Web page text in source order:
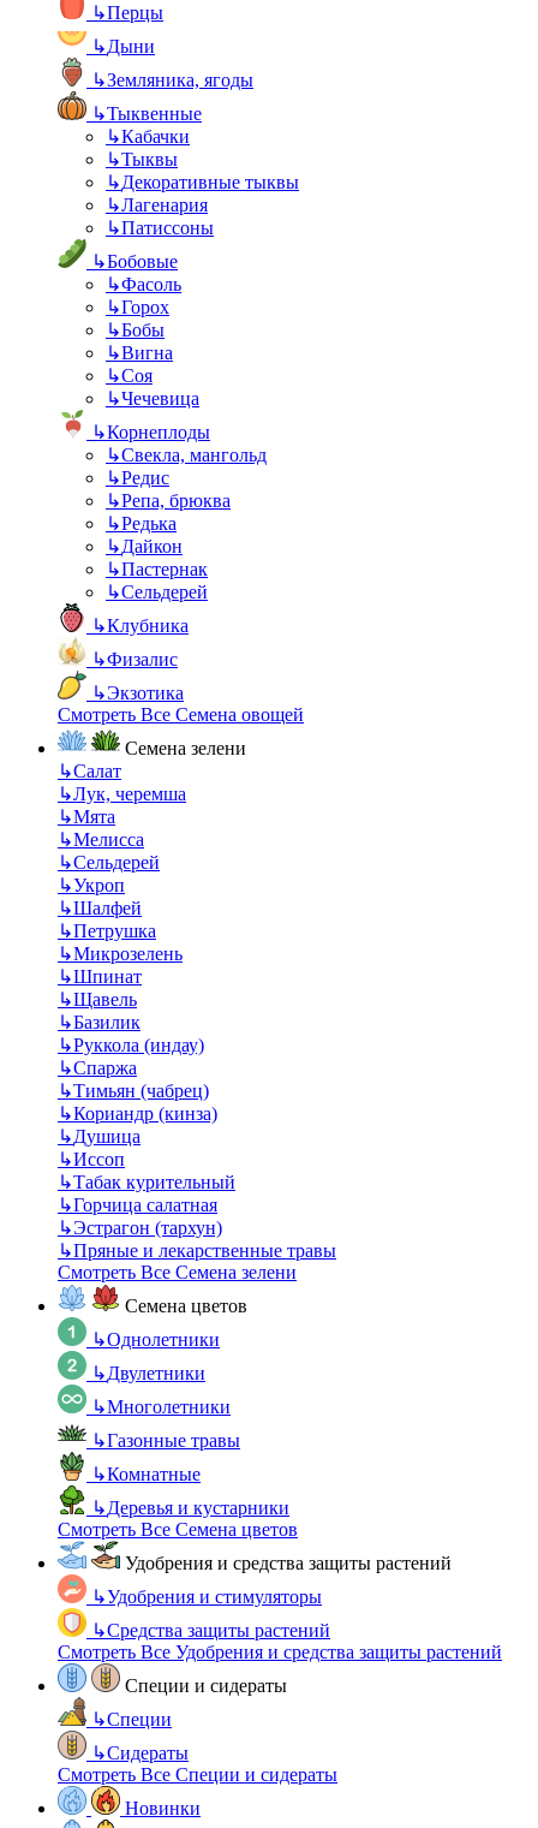
↳Перцы
↳Дыни
↳Земляника, ягоды
↳Тыквенные
↳Кабачки
↳Тыквы
↳Декоративные тыквы
↳Лагенария
↳Патиссоны
↳Бобовые
↳Фасоль
↳Горох
↳Бобы
↳Вигна
↳Соя
↳Чечевица
↳Корнеплоды
↳Свекла, мангольд
↳Редис
↳Репа, брюква
↳Редька
↳Дайкон
↳Пастернак
↳Сельдерей
↳Клубника
↳Физалис
↳Экзотика
Смотреть Все Семена овощей
Семена зелени
↳Салат
↳Лук, черемша
↳Мята
↳Мелисса
↳Сельдерей
↳Укроп
↳Шалфей
↳Петрушка
↳Микрозелень
↳Шпинат
↳Щавель
↳Базилик
↳Руккола (индау)
↳Спаржа
↳Тимьян (чабрец)
↳Кориандр (кинза)
↳Душица
↳Иссоп
↳Табак курительный
↳Горчица салатная
↳Эстрагон (тархун)
↳Пряные и лекарственные травы
Смотреть Все Семена зелени
Семена цветов
↳Однолетники
↳Двулетники
↳Многолетники
↳Газонные травы
↳Комнатные
↳Деревья и кустарники
Смотреть Все Семена цветов
Удобрения и средства защиты растений
↳Удобрения и стимуляторы
↳Средства защиты растений
Смотреть Все Удобрения и средства защиты растений
Специи и сидераты
↳Специи
↳Сидераты
Смотреть Все Специи и сидераты
Новинки